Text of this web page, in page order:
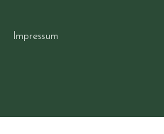
Impressum